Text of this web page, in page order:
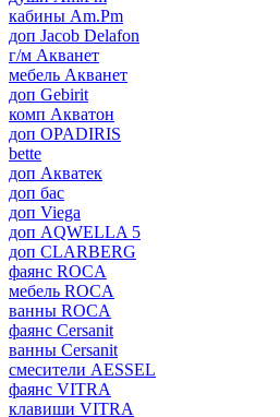
кабины Am.Pm
доп Jacob Delafon
г/м Акванет
мебель Акванет
доп Gebirit
комп Акватон
доп OPADIRIS
bette
доп Акватек
доп бас
доп Viega
доп AQWELLA 5
доп CLARBERG
фаянс ROCA
мебель ROCA
ванны ROCA
фаянс Cersanit
ванны Cersanit
смесители AESSEL
фаянс VITRA
клавиши VITRA